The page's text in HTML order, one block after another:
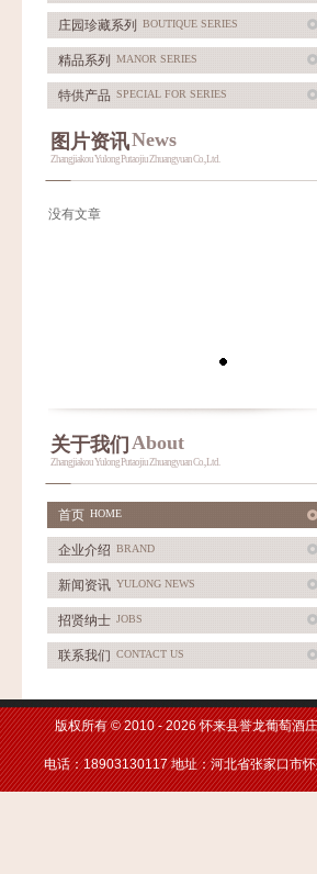
庄园珍藏系列 BOUTIQUE SERIES
精品系列 MANOR SERIES
特供产品 SPECIAL FOR SERIES
图片资讯News
Zhangjiakou Yulong Putaojiu Zhuangyuan Co., Ltd.
没有文章
关于我们 About
Zhangjiakou Yulong Putaojiu Zhuangyuan Co., Ltd.
首页 HOME
企业介绍 BRAND
新闻资讯 YULONG NEWS
招贤纳士 JOBS
联系我们 CONTACT US
版权所有 © 2010 -2026 怀来县誉龙葡萄酒
电话：18903130117 地址：河北省张家口市